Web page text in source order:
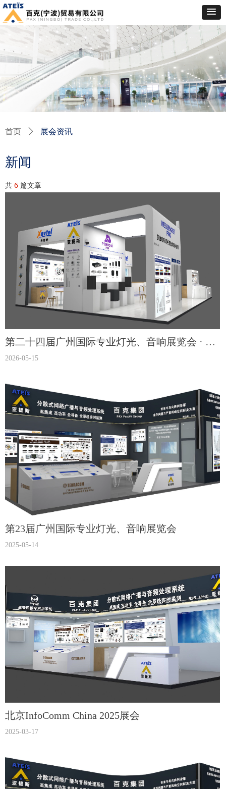
新闻
首页 ꄲ 展会资讯
共 6 篇文章
第二十四届广州国际专业灯光、音响展览会 · 2.2
馆A22展位
2026-05-15
第23届广州国际专业灯光、音响展览会
2025-05-14
北京InfoComm China 2025展会
2025-03-17